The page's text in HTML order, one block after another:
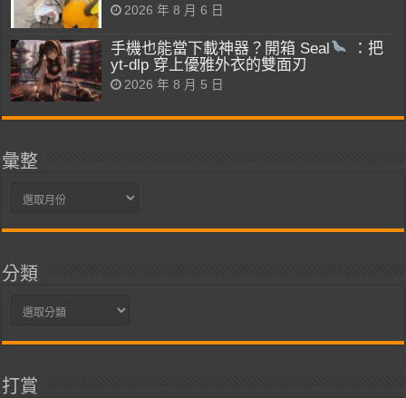
2026 年 8 月 6 日
手機也能當下載神器？開箱 Seal
：把
yt-dlp 穿上優雅外衣的雙面刃
2026 年 8 月 5 日
彙整
彙
分類
分
打賞